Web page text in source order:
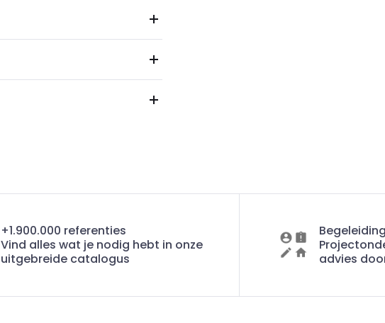
+1.900.000 referenties
Vind alles wat je nodig hebt in onze
uitgebreide catalogus
advies